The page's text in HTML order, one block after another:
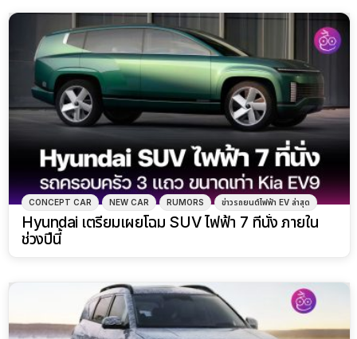
CONCEPT CAR NEW CAR RUMORS ข่าวรถยนต์ไฟฟ้า EV ล่าสุด
Hyundai เตรียมเผยโฉม SUV ไฟฟ้า 7 ที่นั่ง ภายใน
ช่วงปีนี้